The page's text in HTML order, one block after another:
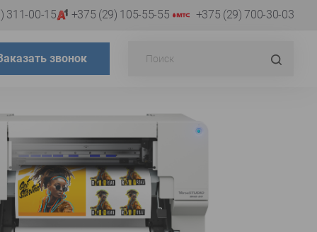
311-00-15 +375 (29) 105-55-55 +375 (29) 700-30-03
звонок